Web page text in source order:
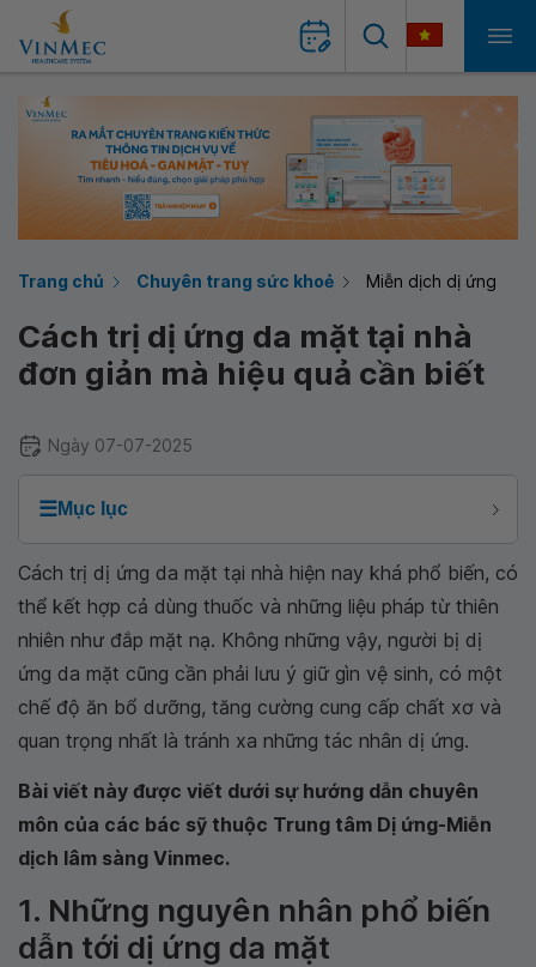
Trang chủ Chuyên trang sức khoẻ Miễn dịch dị ứng
Cách trị dị ứng da mặt tại nhà
đơn giản mà hiệu quả cần biết
Ngày 07-07-2025
☰Mục lục
Cách trị dị ứng da mặt tại nhà hiện nay khá phổ biến, có
thể kết hợp cả dùng thuốc và những liệu pháp từ thiên
nhiên như đắp mặt nạ. Không những vậy, người bị dị
ứng da mặt cũng cần phải lưu ý giữ gìn vệ sinh, có một
chế độ ăn bổ dưỡng, tăng cường cung cấp chất xơ và
quan trọng nhất là tránh xa những tác nhân dị ứng.
Bài viết này được viết dưới sự hướng dẫn chuyên
môn của các bác sỹ thuộc Trung tâm Dị ứng-Miễn
dịch lâm sàng Vinmec.
1. Những nguyên nhân phổ biến
dẫn tới dị ứng da mặt